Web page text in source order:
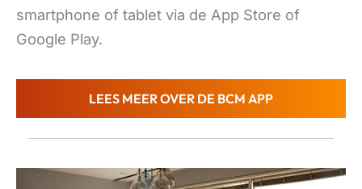
smartphone of tablet via de App Store of
Google Play.
LEES MEER OVER DE BCM APP